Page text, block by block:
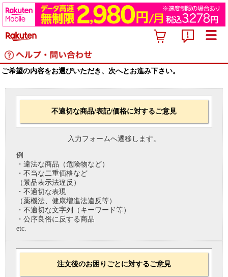
ご希望の内容をお選びいただき、次へとお進み下さい。
不適切な商品/表記/価格に対するご意見
入力フォームへ遷移します。
例
・違法な商品（危険物など）
・不当な二重価格など
（景品表示法違反）
・不適切な表現
（薬機法、健康増進法違反等）
・不適切な文字列（キーワード等）
・公序良俗に反する商品
etc.
注文後のお困りごとに対するご意見